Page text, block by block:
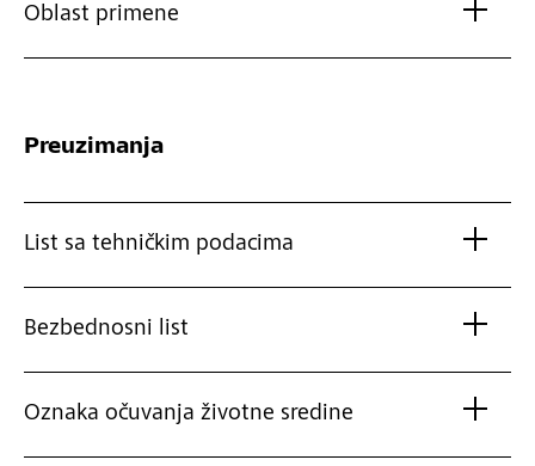
Oblast primene
Preuzimanja
List sa tehničkim podacima
Bezbednosni list
Oznaka očuvanja životne sredine